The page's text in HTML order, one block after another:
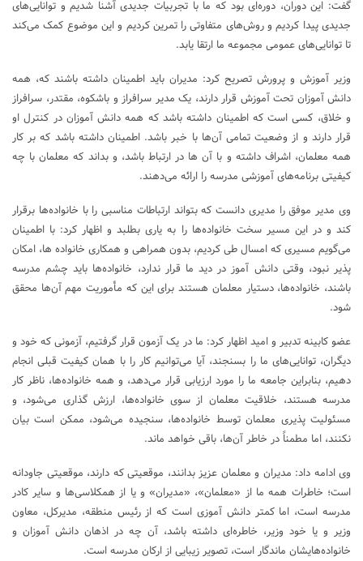
گفت: این دوران، دوره‌ای بود که ما با تجربیات جدیدی آشنا شدیم و توانایی‌های
جدیدی پیدا کردیم و روش‌های متفاوتی را تمرین کردیم و این موضوع کمک می‌کند
تا توانایی‌های عمومی مجموعه ما ارتقا یابد.
وزیر آموزش و پرورش تصریح کرد: مدیران باید اطمینان داشته باشند که، همه
دانش آموزان تحت آموزش قرار دارند، یک مدیر سرافراز و باشکوه، مقتدر، سرافراز
و خلاق، کسی است که اطمینان داشته باشد که همه دانش آموزان در کنترل او
قرار دارند و از وضعیت تمامی آن‌ها با خبر باشد. اطمینان داشته باشد که بر کار
همه معلمان، اشراف داشته و با آن ها در ارتباط باشد، و بداند که معلمان با چه
کیفیتی برنامه‌های آموزشی مدرسه را ارائه می‌دهند.
وی مدیر موفق را مدیری دانست که بتواند ارتباطات مناسبی را با خانواده‌ها برقرار
کند و در این مسیر سخت خانواده‌ها را به یاری بطلبد و اظهار کرد: با اطمینان
می‌گویم مسیری که امسال طی کردیم، بدون همراهی و همکاری خانواده ها، امکان
پذیر نبود، وقتی دانش آموز در دید ما قرار ندارد، خانواده‌ها باید چشم مدرسه
باشند، خانواده‌ها، دستیار معلمان هستند برای این که مأموریت مهم آن‌ها محقق
شود.
عضو کابینه تدبیر و امید اظهار کرد: ما در یک آزمون قرار گرفتیم، آزمونی که خود و
دیگران، توانایی‌های ما را بسنجند، آیا می‌توانیم کار را با همان کیفیت قبلی انجام
دهیم، بنابراین جامعه ما را مورد ارزیابی قرار می‌دهد، و همه خانواده‌ها، ناظر کار
مدرسه هستند، خلاقیت معلمان از سوی خانواده‌ها، ارزش گذاری می‌شود، و
مسئولیت پذیری معلمان توسط خانواده‌ها، سنجیده می‌شود، ممکن است بیان
نکنند، اما مطمناً در خاطر آن‌ها، باقی خواهد ماند.
وی ادامه داد: مدیران و معلمان عزیز بدانند، موقعیتی که دارند، موقعیتی جاودانه
است؛ خاطرات همه ما از «معلمان»، «مدیران» و یا از همکلاسی‌ها و سایر کادر
مدرسه است، اما کمتر دانش آموزی است که از رئیس منطقه، مدیرکل، معاون
وزیر و یا خود وزیر، خاطره‌ای داشته باشد، آن چه در اذهان دانش آموزان و
خانواده‌هایشان ماندگار است، تصویر زیبایی از ارکان مدرسه است.